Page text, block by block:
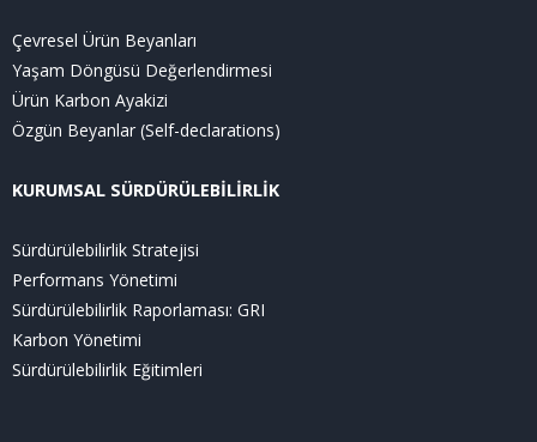
Çevresel Ürün Beyanları
Yaşam Döngüsü Değerlendirmesi
Ürün Karbon Ayakizi
Özgün Beyanlar (Self-declarations)
KURUMSAL SÜRDÜRÜLEBİLİRLİK
Sürdürülebilirlik Stratejisi
Performans Yönetimi
Sürdürülebilirlik Raporlaması: GRI
Karbon Yönetimi
Sürdürülebilirlik Eğitimleri